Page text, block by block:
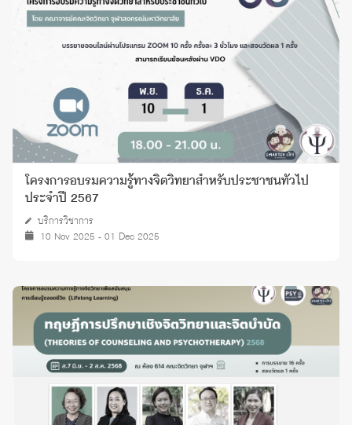
โครงการอบรมความรู้ทางจิตวิทยาสำหรับประชาชนทั่วไป
ประจำปี 2567
บริการวิชาการ
10 Nov 2025 - 01 Dec 2025